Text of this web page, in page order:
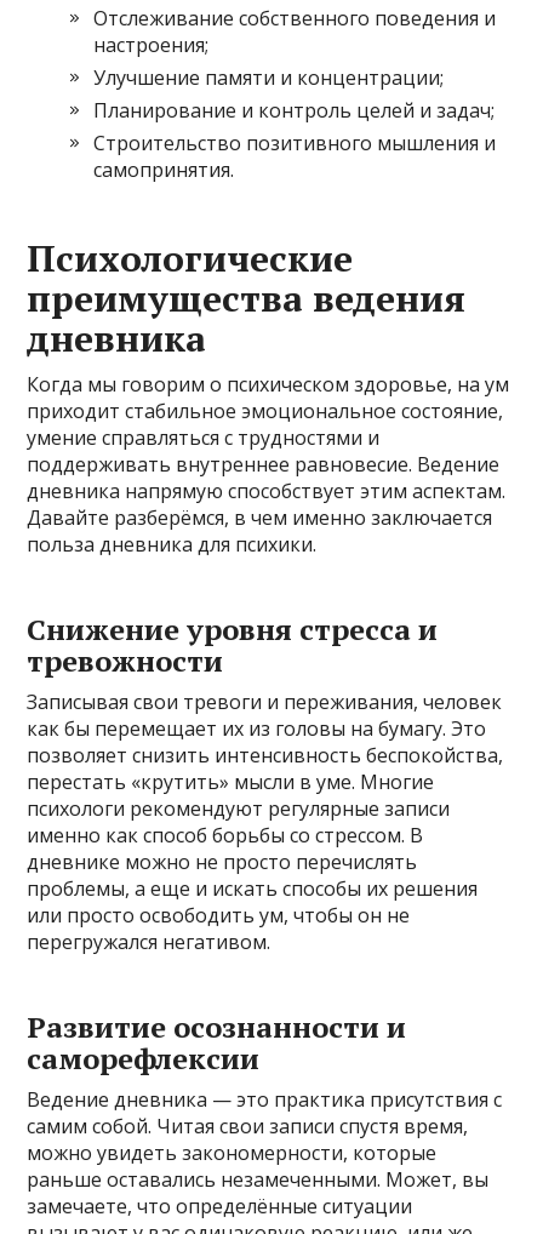
Отслеживание собственного поведения и
настроения;
Улучшение памяти и концентрации;
Планирование и контроль целей и задач;
Строительство позитивного мышления и
самопринятия.
Психологические
преимущества ведения
дневника
Когда мы говорим о психическом здоровье, на ум
приходит стабильное эмоциональное состояние,
умение справляться с трудностями и
поддерживать внутреннее равновесие. Ведение
дневника напрямую способствует этим аспектам.
Давайте разберёмся, в чем именно заключается
польза дневника для психики.
Снижение уровня стресса и
тревожности
Записывая свои тревоги и переживания, человек
как бы перемещает их из головы на бумагу. Это
позволяет снизить интенсивность беспокойства,
перестать «крутить» мысли в уме. Многие
психологи рекомендуют регулярные записи
именно как способ борьбы со стрессом. В
дневнике можно не просто перечислять
проблемы, а еще и искать способы их решения
или просто освободить ум, чтобы он не
перегружался негативом.
Развитие осознанности и
саморефлексии
Ведение дневника — это практика присутствия с
самим собой. Читая свои записи спустя время,
можно увидеть закономерности, которые
раньше оставались незамеченными. Может, вы
замечаете, что определённые ситуации